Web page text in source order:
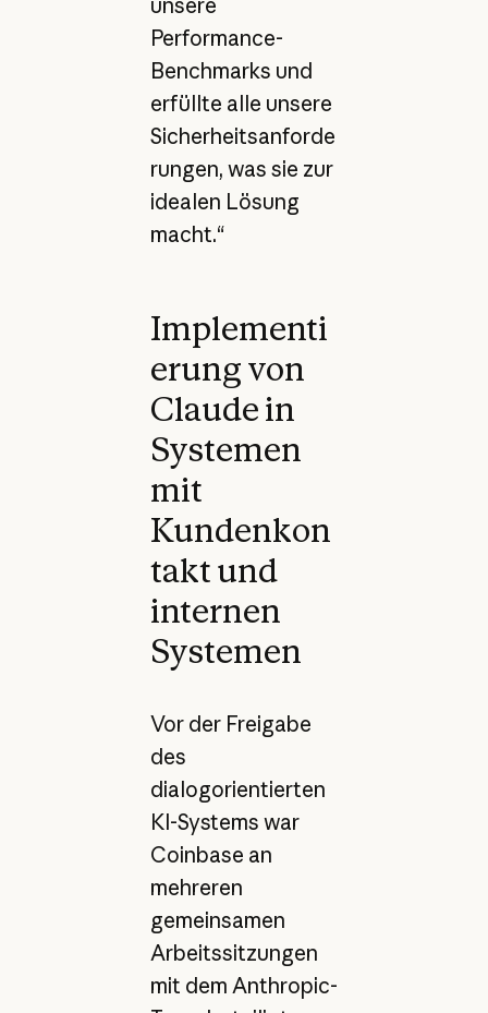
Performance-
Benchmarks und
erfüllte alle unsere
Sicherheitsanforde
rungen, was sie zur
idealen Lösung
macht.“
Implementi
erung von
Claude in
Systemen
mit
Kundenkon
takt und
internen
Systemen
Vor der Freigabe
des
dialogorientierten
KI-Systems war
Coinbase an
mehreren
gemeinsamen
Arbeitssitzungen
mit dem Anthropic-